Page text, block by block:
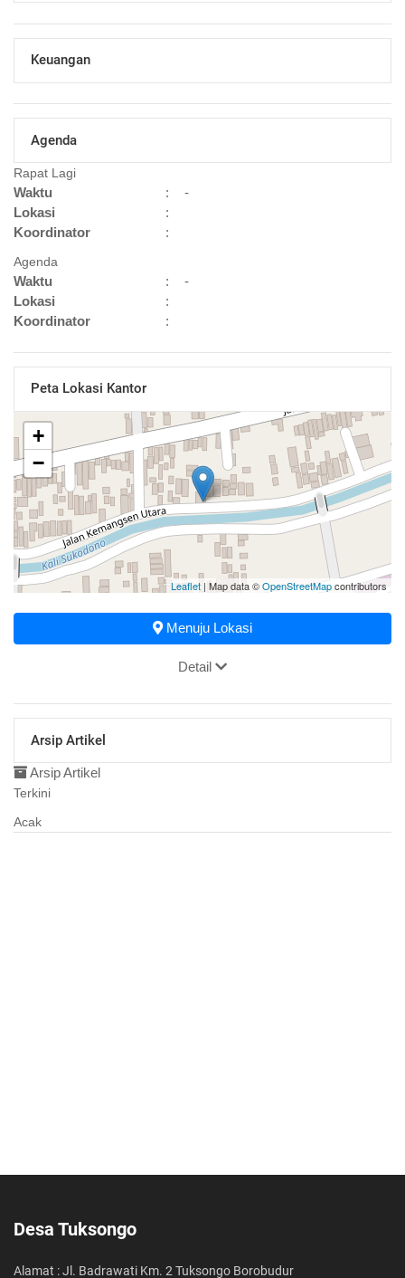
Keuangan
Agenda
Rapat Lagi
Waktu :
-
Lokasi
:
Koordinator
:
Agenda
Waktu :
-
Lokasi
:
Koordinator
:
Peta Lokasi Kantor
+
−
Leaflet | Map data ©OpenStreetMapcontributors
Menuju Lokasi
Detail
Arsip Artikel
Arsip Artikel
Terkini
Acak
Desa Tuksongo
Alamat : Jl. Badrawati Km. 2 Tuksongo Borobudur